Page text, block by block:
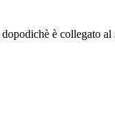
è collegato